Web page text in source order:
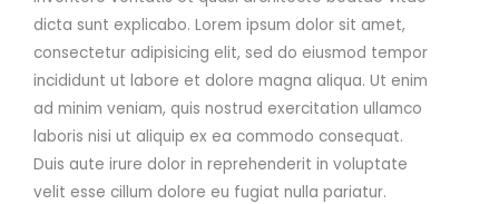
dicta sunt explicabo. Lorem ipsum dolor sit amet,
consectetur adipisicing elit, sed do eiusmod tempor
incididunt ut labore et dolore magna aliqua. Ut enim
ad minim veniam, quis nostrud exercitation ullamco
laboris nisi ut aliquip ex ea commodo consequat.
Duis aute irure dolor in reprehenderit in voluptate
velit esse cillum dolore eu fugiat nulla pariatur.